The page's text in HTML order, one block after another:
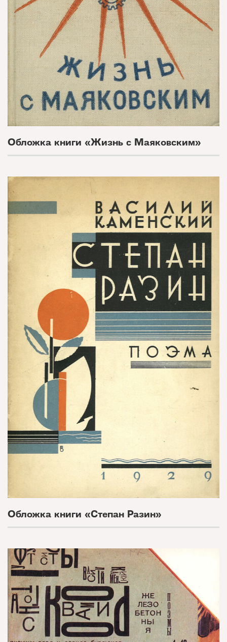
Обложка книги «Жизнь с Маяковским»
Обложка книги «Степан Разин»